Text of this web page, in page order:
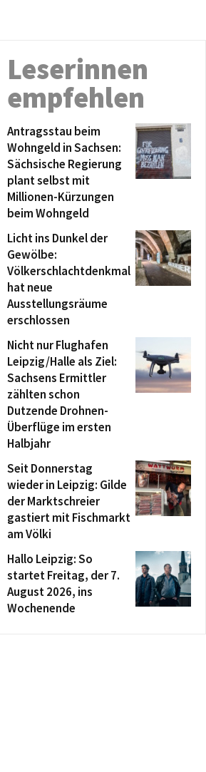
Leserinnen
empfehlen
Antragsstau beim
Wohngeld in Sachsen:
Sächsische Regierung
plant selbst mit
Millionen-Kürzungen
beim Wohngeld
Licht ins Dunkel der
Gewölbe:
Völkerschlachtdenkmal
hat neue
Ausstellungsräume
erschlossen
Nicht nur Flughafen
Leipzig/Halle als Ziel:
Sachsens Ermittler
zählten schon
Dutzende Drohnen-
Überflüge im ersten
Halbjahr
Seit Donnerstag
wieder in Leipzig: Gilde
der Marktschreier
gastiert mit Fischmarkt
am Völki
Hallo Leipzig: So
startet Freitag, der 7.
August 2026, ins
Wochenende